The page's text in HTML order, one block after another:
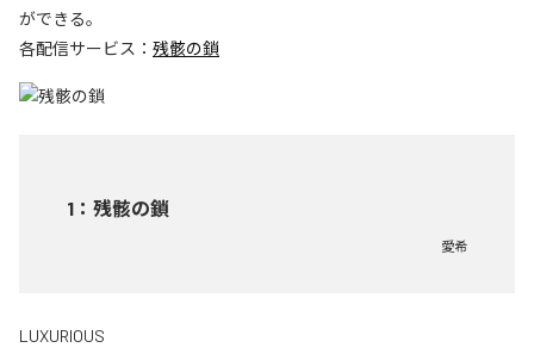
ができる。
各配信サービス： 残骸の鎖
1 ： 残骸の鎖
愛希
LUXURIOUS